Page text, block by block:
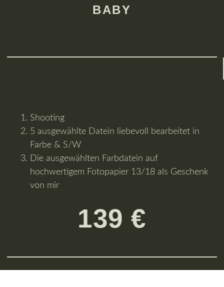
BABY
Shooting
5 ausgewählte Datein liebevoll bearbeitet in
Farbe & S/W
Die ausgewählten Farbdatein auf
hochwertigem Fotopapier 13/18 als Geschenk
von mir
139 €